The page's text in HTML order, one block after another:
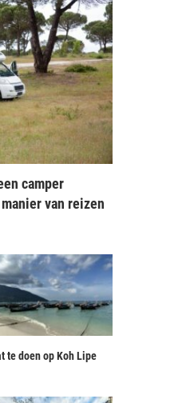
camper
van reizen
te doen op Koh Lipe